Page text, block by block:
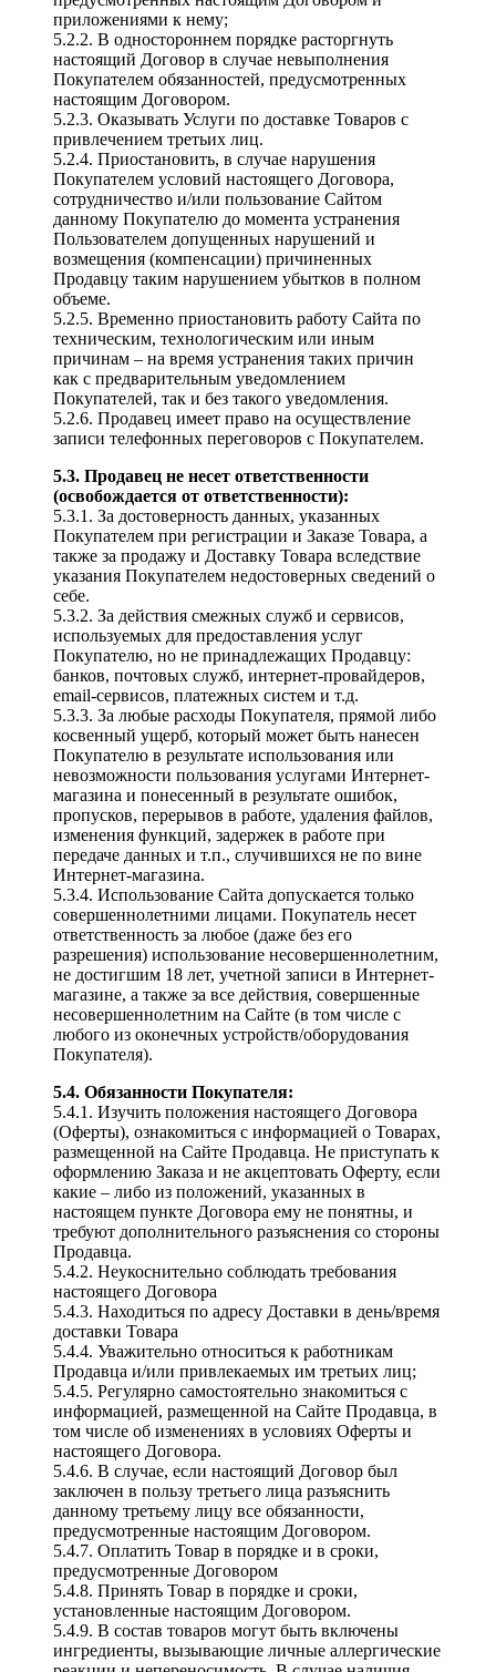
приложениями к нему;
5.2.2. В одностороннем порядке расторгнуть
настоящий Договор в случае невыполнения
Покупателем обязанностей, предусмотренных
настоящим Договором.
5.2.3. Оказывать Услуги по доставке Товаров с
привлечением третьих лиц.
5.2.4. Приостановить, в случае нарушения
Покупателем условий настоящего Договора,
сотрудничество и/или пользование Сайтом
данному Покупателю до момента устранения
Пользователем допущенных нарушений и
возмещения (компенсации) причиненных
Продавцу таким нарушением убытков в полном
объеме.
5.2.5. Временно приостановить работу Сайта по
техническим, технологическим или иным
причинам – на время устранения таких причин
как с предварительным уведомлением
Покупателей, так и без такого уведомления.
5.2.6. Продавец имеет право на осуществление
записи телефонных переговоров с Покупателем.
5.3. Продавец не несет ответственности
(освобождается от ответственности):
5.3.1. За достоверность данных, указанных
Покупателем при регистрации и Заказе Товара, а
также за продажу и Доставку Товара вследствие
указания Покупателем недостоверных сведений о
себе.
5.3.2. За действия смежных служб и сервисов,
используемых для предоставления услуг
Покупателю, но не принадлежащих Продавцу:
банков, почтовых служб, интернет-провайдеров,
email-сервисов, платежных систем и т.д.
5.3.3. За любые расходы Покупателя, прямой либо
косвенный ущерб, который может быть нанесен
Покупателю в результате использования или
невозможности пользования услугами Интернет-
магазина и понесенный в результате ошибок,
пропусков, перерывов в работе, удаления файлов,
изменения функций, задержек в работе при
передаче данных и т.п., случившихся не по вине
Интернет-магазина.
5.3.4. Использование Сайта допускается только
совершеннолетними лицами. Покупатель несет
ответственность за любое (даже без его
разрешения) использование несовершеннолетним,
не достигшим 18 лет, учетной записи в Интернет-
магазине, а также за все действия, совершенные
несовершеннолетним на Сайте (в том числе с
любого из оконечных устройств/оборудования
Покупателя).
5.4. Обязанности Покупателя:
5.4.1. Изучить положения настоящего Договора
(Оферты), ознакомиться с информацией о Товарах,
размещенной на Сайте Продавца. Не приступать к
оформлению Заказа и не акцептовать Оферту, если
какие – либо из положений, указанных в
настоящем пункте Договора ему не понятны, и
требуют дополнительного разъяснения со стороны
Продавца.
5.4.2. Неукоснительно соблюдать требования
настоящего Договора
5.4.3. Находиться по адресу Доставки в день/время
доставки Товара
5.4.4. Уважительно относиться к работникам
Продавца и/или привлекаемых им третьих лиц;
5.4.5. Регулярно самостоятельно знакомиться с
информацией, размещенной на Сайте Продавца, в
том числе об изменениях в условиях Оферты и
настоящего Договора.
5.4.6. В случае, если настоящий Договор был
заключен в пользу третьего лица разъяснить
данному третьему лицу все обязанности,
предусмотренные настоящим Договором.
5.4.7. Оплатить Товар в порядке и в сроки,
предусмотренные Договором
5.4.8. Принять Товар в порядке и сроки,
установленные настоящим Договором.
5.4.9. В состав товаров могут быть включены
ингредиенты, вызывающие личные аллергические